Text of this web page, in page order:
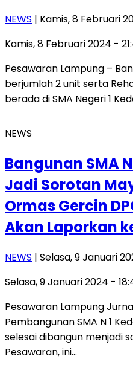
NEWS | Kamis, 8 Februari
Kamis, 8 Februari 2024 -
Pesawaran Lampung –
berjumlah 2 unit serta
berada di SMA Negeri 1
NEWS
Bangunan SMA
Jadi Sorotan
Ormas Gercin
Akan Laporkan
NEWS | Selasa, 9 Januari
Selasa, 9 Januari 2024 -
Pesawaran Lampung
Pembangunan SMA N 1
selesai dibangun menjadi
Pesawaran, ini…